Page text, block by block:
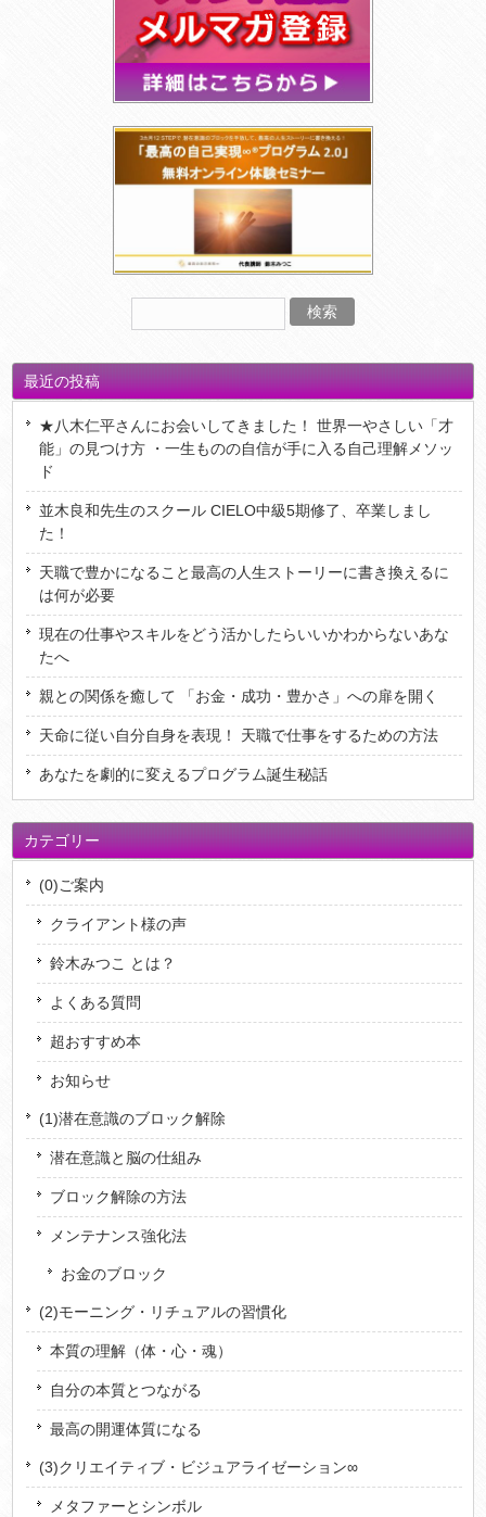
最近の投稿
★八木仁平さんにお会いしてきました！ 世界一やさしい「才
能」の見つけ方 ・一生ものの自信が手に入る自己理解メソッ
ド
並木良和先生のスクール CIELO中級5期修了、卒業しまし
た！
天職で豊かになること最高の人生ストーリーに書き換えるに
は何が必要
現在の仕事やスキルをどう活かしたらいいかわからないあな
たへ
親との関係を癒して 「お金・成功・豊かさ」への扉を開く
天命に従い自分自身を表現！ 天職で仕事をするための方法
あなたを劇的に変えるプログラム誕生秘話
カテゴリー
(0)ご案内
クライアント様の声
鈴木みつこ とは？
よくある質問
超おすすめ本
お知らせ
(1)潜在意識のブロック解除
潜在意識と脳の仕組み
ブロック解除の方法
メンテナンス強化法
お金のブロック
(2)モーニング・リチュアルの習慣化
本質の理解（体・心・魂）
自分の本質とつながる
最高の開運体質になる
(3)クリエイティブ・ビジュアライゼーション∞
メタファーとシンボル